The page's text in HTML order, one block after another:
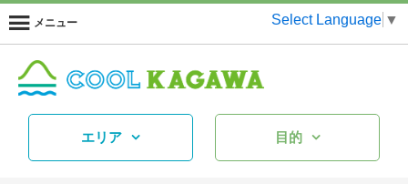
メニュー Select Language ▼
エリア 目的